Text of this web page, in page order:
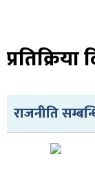
राजनीति